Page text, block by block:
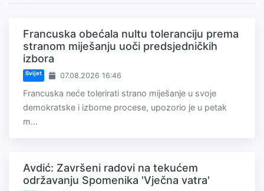
Francuska obećala nultu toleranciju prema
stranom miješanju uoči predsjedničkih
izbora
Svijet 07.08.2026 16:46
Francuska neće tolerirati strano miješanje u svoje
demokratske i izborne procese, upozorio je u petak
m...
Avdić: Završeni radovi na tekućem
održavanju Spomenika 'Vječna vatra'